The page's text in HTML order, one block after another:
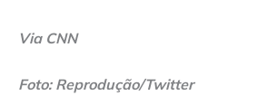
Via CNN
Foto: Reprodução/Twitter